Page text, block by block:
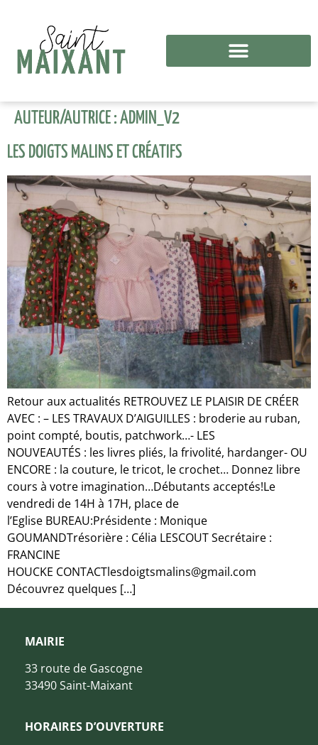
AUTEUR/AUTRICE : ADMIN_V2
LES DOIGTS MALINS ET CRÉATIFS
Retour aux actualités RETROUVEZ LE PLAISIR DE CRÉER
AVEC : – LES TRAVAUX D’AIGUILLES : broderie au ruban,
point compté, boutis, patchwork…- LES
NOUVEAUTÉS : les livres pliés, la frivolité, hardanger- OU
ENCORE : la couture, le tricot, le crochet… Donnez libre
cours à votre imagination…Débutants acceptés!Le
vendredi de 14H à 17H, place de
l’Eglise BUREAU:Présidente : Monique
GOUMANDTrésorière : Célia LESCOUT Secrétaire :
FRANCINE
HOUCKE CONTACTlesdoigtsmalins@gmail.com
Découvrez quelques […]
MAIRIE
33 route de Gascogne
33490 Saint-Maixant
HORAIRES D’OUVERTURE